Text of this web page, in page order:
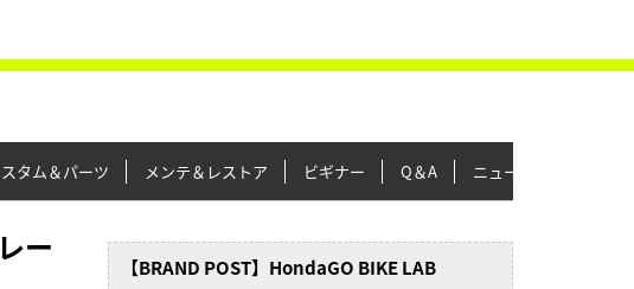
タム＆パーツ メンテ＆レストア ビギナー Q＆A ニュース＆トピックス
ー
【BRAND POST】HondaGO BIKE LAB